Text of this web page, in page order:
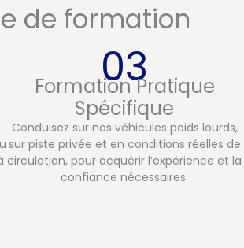
de formation
03
Formation Pratique
Spécifique
Conduisez sur nos véhicules poids lourds,
sur piste privée et en conditions réelles de
circulation, pour acquérir l’expérience et la
confiance nécessaires.